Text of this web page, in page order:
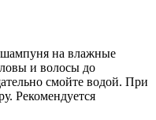
шампуня на влажные
и волосы до
смойте водой. При
Рекомендуется